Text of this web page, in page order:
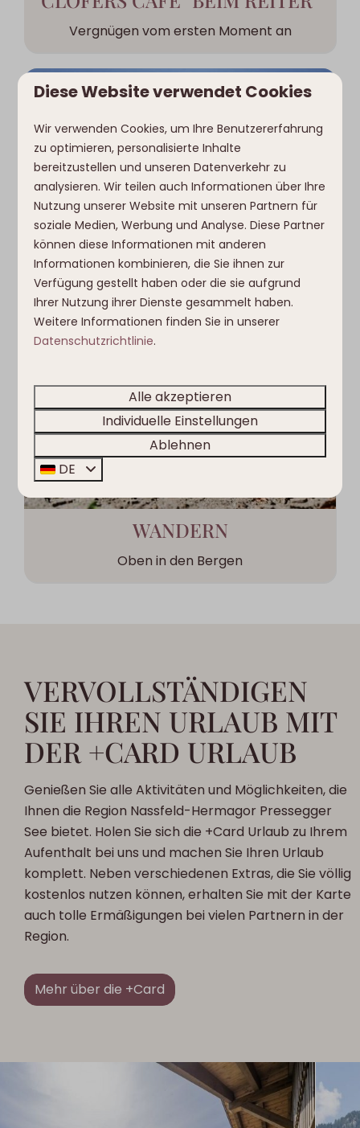
Vergnügen vom ersten Moment an
SKIFAHREN & SNOWBOARDEN
Im Skigebiet Nassfeld
WANDERN
Oben in den Bergen
VERVOLLSTÄNDIGEN
SIE IHREN URLAUB MIT
DER +CARD URLAUB
Genießen Sie alle Aktivitäten und Möglichkeiten, die
Ihnen die Region Nassfeld-Hermagor Pressegger
See bietet. Holen Sie sich die +Card Urlaub zu Ihrem
Aufenthalt bei uns und machen Sie Ihren Urlaub
komplett. Neben verschiedenen Extras, die Sie völlig
kostenlos nutzen können, erhalten Sie mit der Karte
auch tolle Ermäßigungen bei vielen Partnern in der
Region.
Mehr über die +Card
Diese Website verwendet Cookies
Wir verwenden Cookies, um Ihre Benutzererfahrung
zu optimieren, personalisierte Inhalte
bereitzustellen und unseren Datenverkehr zu
analysieren. Wir teilen auch Informationen über Ihre
Nutzung unserer Website mit unseren Partnern für
soziale Medien, Werbung und Analyse. Diese Partner
können diese Informationen mit anderen
Informationen kombinieren, die Sie ihnen zur
Verfügung gestellt haben oder die sie aufgrund
Ihrer Nutzung ihrer Dienste gesammelt haben.
Weitere Informationen finden Sie in unserer
Datenschutzrichtlinie.
Alle akzeptieren
Individuelle Einstellungen
Ablehnen
DE